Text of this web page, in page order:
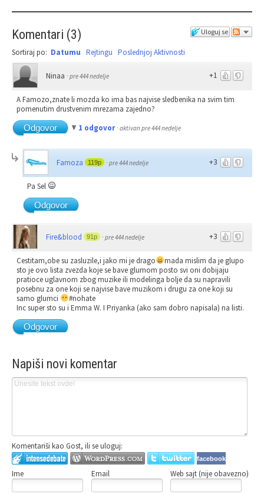
Uloguj se
Komentari (3)
Sortiraj po: Datumu Rejtingu Poslednjoj Aktivnosti
+1
Ninaa · pre 444 nedelje
A Famozo,znate li mozda ko ima bas najvise sledbenika na svim tim
pomenutim drustvenim mrezama zajedno?
Odgovor
1 odgovor · aktivan pre 444 nedelje
+3
Famoza 119p · pre 444 nedelje
Pa Sel
Odgovor
+3
Fire&blood 91p · pre 444 nedelje
Cestitam,obe su zasluzile,i jako mi je drago
mada mislim da je glupo
sto je ovo lista zvezda koje se bave glumom posto svi oni dobijaju
pratioce uglavnom zbog muzike ili modelinga bolje da su napravili
posebnu za one koji se najvise bave muzikom i drugu za one koji su
samo glumci
#nohate
Inc super sto su i Emma W. I Priyanka (ako sam dobro napisala) na listi.
Odgovor
Napiši novi komentar
Komentariši kao Gost, ili se uloguj:
facebook
Ime Email Web sajt (nije obavezno)